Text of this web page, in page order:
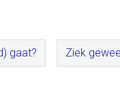
gaat? Ziek